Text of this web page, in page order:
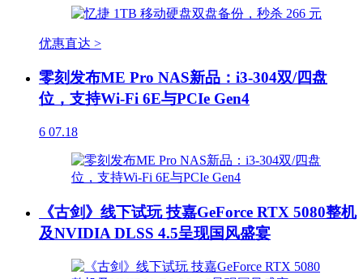
优惠直达 >
零刻发布ME Pro NAS新品：i3-304双/四盘
位，支持Wi-Fi 6E与PCIe Gen4
6 07.18
《古剑》线下试玩 技嘉GeForce RTX 5080整机
及NVIDIA DLSS 4.5呈现国风盛宴